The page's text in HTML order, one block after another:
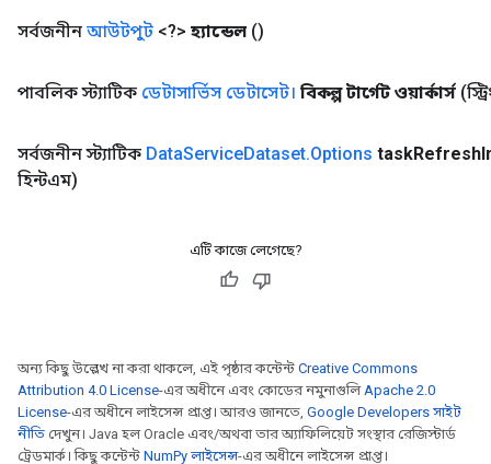
সর্বজনীন আউটপুট <?> হ্যান্ডেল ()
পাবলিক স্ট্যাটিক ডেটাসার্ভিস ডেটাসেট। বিকল্প টার্গেট ওয়ার্কার্স
সর্বজনীন স্ট্যাটিক DataServiceDataset.Options taskRefresh
হিন্টএম)
এটি কাজে লেগেছে?
অন্য কিছু উল্লেখ না করা থাকলে, এই পৃষ্ঠার কন্টেন্ট Creative Commons
Attribution 4.0 License-এর অধীনে এবং কোডের নমুনাগুলিApache 2.0
License-এর অধীনে লাইসেন্স প্রাপ্ত। আরও জানতে, Google Developers সাইট
নীতি দেখুন। Java হল Oracle এবং/অথবা তার অ্যাফিলিয়েট সংস্থার রেজিস্টার্ড
ট্রেডমার্ক। কিছু কন্টেন্ট NumPy লাইসেন্স-এর অধীনে লাইসেন্স প্রাপ্ত।